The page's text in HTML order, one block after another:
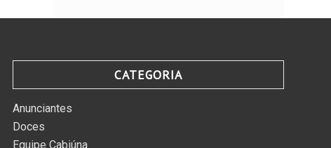
CATEGORIA
Anunciantes
Doces
Equipe Cabiúna